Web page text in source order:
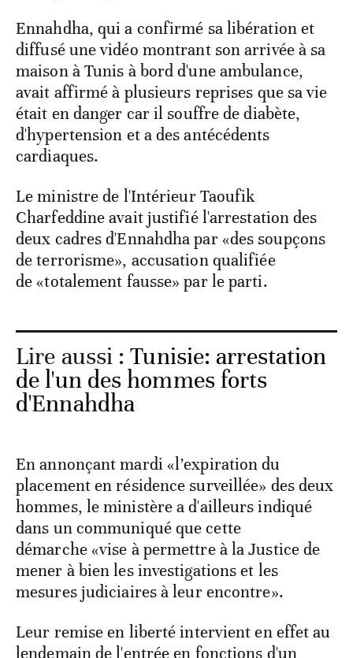
Ennahdha, qui a confirmé sa libération et
diffusé une vidéo montrant son arrivée à sa
maison à Tunis à bord d'une ambulance,
avait affirmé à plusieurs reprises que sa vie
était en danger car il souffre de diabète,
d'hypertension et a des antécédents
cardiaques.
Le ministre de l'Intérieur Taoufik
Charfeddine avait justifié l'arrestation des
deux cadres d'Ennahdha par «des soupçons
de terrorisme», accusation qualifiée
de «totalement fausse» par le parti.
Lire aussi :Tunisie: arrestation
de l'un des hommes forts
d'Ennahdha
En annonçant mardi «l’expiration du
placement en résidence surveillée» des deux
hommes, le ministère a d'ailleurs indiqué
dans un communiqué que cette
démarche «vise à permettre à la Justice de
mener à bien les investigations et les
mesures judiciaires à leur encontre».
Leur remise en liberté intervient en effet au
lendemain de l'entrée en fonctions d'un